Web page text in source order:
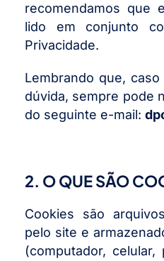
recomendamos que
lido em conjunto
Privacidade.
Lembrando que,
dúvida, sempre pode
do seguinte e-mail:
2. O QUE SÃO
Cookies são
pelo site e
(computador,